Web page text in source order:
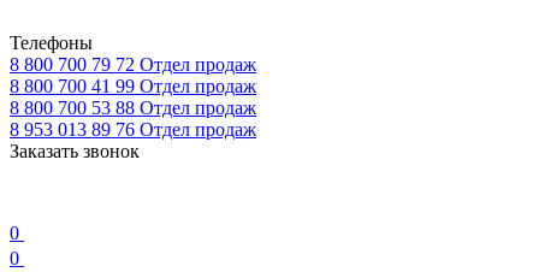
Телефоны
8 800 700 79 72 Отдел продаж
8 800 700 41 99 Отдел продаж
8 800 700 53 88 Отдел продаж
8 953 013 89 76 Отдел продаж
Заказать звонок
0
0